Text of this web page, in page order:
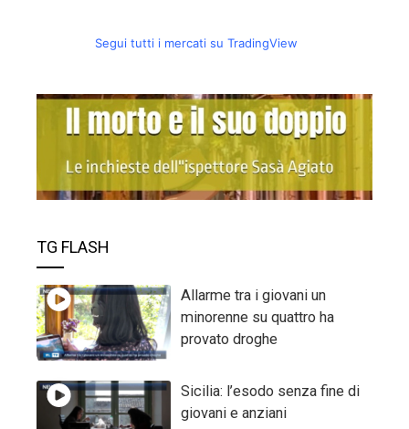
Segui tutti i mercati su TradingView
TG FLASH
Allarme tra i giovani un
minorenne su quattro ha
provato droghe
Sicilia: l’esodo senza fine di
giovani e anziani